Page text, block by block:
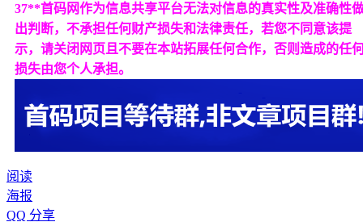
37**首码网作为信息共享平台无法对信息的真实性及准确性
出判断，不承担任何财产损失和法律责任，若您不同意该提
示，请关闭网页且不要在本站拓展任何合作，否则造成的任
损失由您个人承担。
阅读
海报
QQ 分享